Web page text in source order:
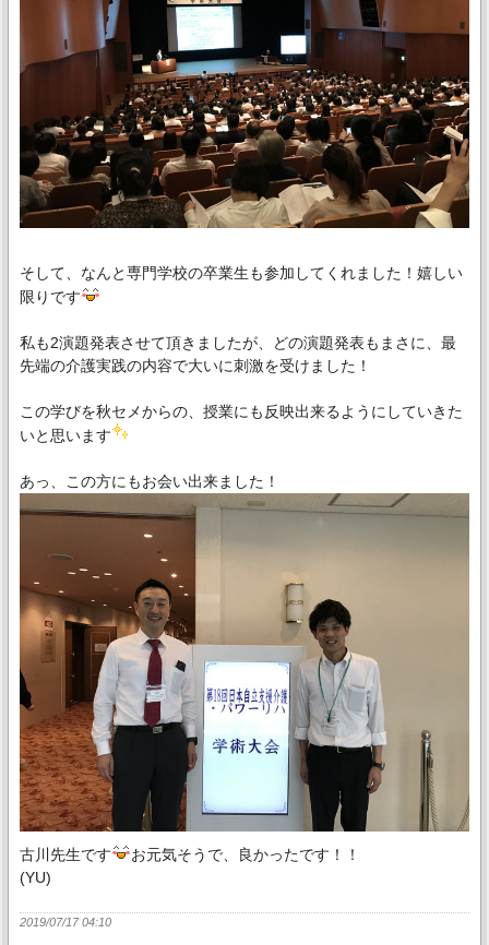
そして、なんと専門学校の卒業生も参加してくれました！嬉しい
限りです
私も2演題発表させて頂きましたが、どの演題発表もまさに、 最
先端の介護実践の内容で大いに刺激を受けました！
この学びを秋セメからの、 授業にも反映出来るようにしていきた
いと思います
あっ、この方にもお会い出来ました！
古川先生です
お元気そうで、良かったです！！
(YU)
2019/07/17 04:10